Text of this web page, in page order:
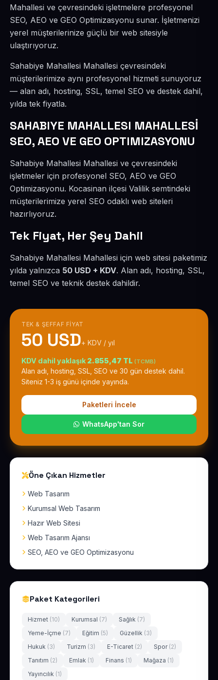
Mahallesi ve çevresindeki işletmelere profesyonel
SEO, AEO ve GEO Optimizasyonu sunar. İşletmenizi
yerel müşterilerinize güçlü bir web sitesiyle
ulaştırıyoruz.
Sahabiye Mahallesi Mahallesi çevresindeki
müşterilerimize aynı profesyonel hizmeti sunuyoruz
— alan adı, hosting, SSL, temel SEO ve destek dahil,
yılda tek fiyatla.
SAHABIYE MAHALLESI MAHALLESİ
SEO, AEO VE GEO OPTIMIZASYONU
Sahabiye Mahallesi Mahallesi ve çevresindeki
işletmeler için profesyonel SEO, AEO ve GEO
Optimizasyonu. Kocasinan ilçesi Valilik semtindeki
müşterilerimize yerel SEO odaklı web siteleri
hazırlıyoruz.
Tek Fiyat, Her Şey Dahil
Sahabiye Mahallesi Mahallesi için web sitesi paketimiz
yılda yalnızca 50 USD + KDV. Alan adı, hosting, SSL,
temel SEO ve teknik destek dahildir.
TEK & ŞEFFAF FIYAT
50 USD+ KDV / yıl
KDV dahil yaklaşık 2.855,47 TL (TCMB)
Alan adı, hosting, SSL, SEO ve 30 gün destek dahil.
Siteniz 1-3 iş günü içinde yayında.
Paketleri İncele
WhatsApp'tan Sor
Öne Çıkan Hizmetler
Web Tasarım
Kurumsal Web Tasarım
Hazır Web Sitesi
Web Tasarım Ajansı
SEO, AEO ve GEO Optimizasyonu
Paket Kategorileri
Hizmet (10) Kurumsal (7) Sağlık (7)
Yeme-İçme (7) Eğitim (5) Güzellik (3)
Hukuk (3) Turizm (3) E-Ticaret (2) Spor (2)
Tanıtım (2) Emlak (1) Finans (1) Mağaza (1)
Yayıncılık (1)